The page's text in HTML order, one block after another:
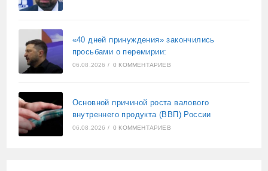
«40 дней принуждения» закончились
просьбами о перемирии:
06.08.2026 / 0 КОММЕНТАРИЕВ
Основной причиной роста валового
внутреннего продукта (ВВП) России
06.08.2026 / 0 КОММЕНТАРИЕВ